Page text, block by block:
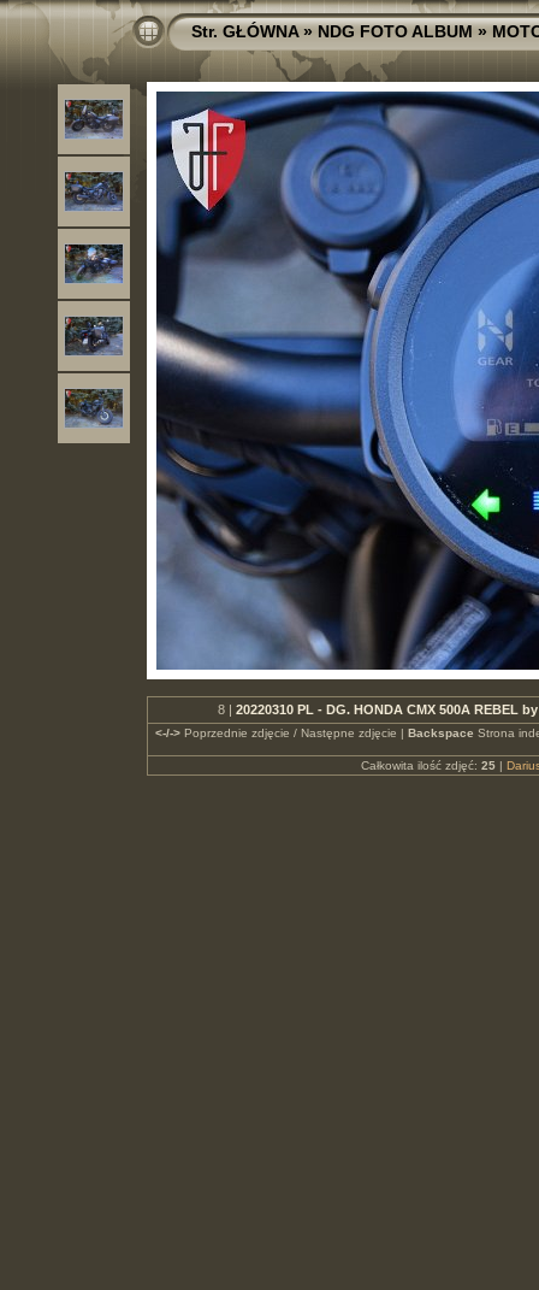
Str. GŁÓWNA»NDG FOTO ALBUM»
8 | 20220310 PL - DG. HONDA CMX 500A REBEL
<-/->Poprzednie zdjęcie / Następne zdjęcie | Backspace Strona
Całkowita ilość zdjęć: 25|